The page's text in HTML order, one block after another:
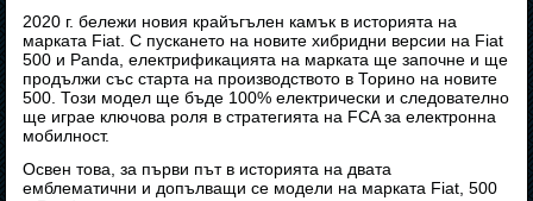
2020 г. бележи новия крайъгълен камък в историята на
марката Fiat. С пускането на новите хибридни версии на Fiat
500 и Panda, електрификацията на марката ще започне и ще
продължи със старта на производството в Торино на новите
500. Този модел ще бъде 100% електрически и следователно
ще играе ключова роля в стратегията на FCA за електронна
мобилност.
Освен това, за първи път в историята на двата
емблематични и допълващи се модели на марката Fiat, 500